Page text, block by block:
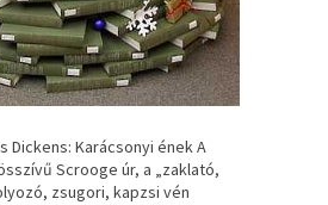
Dickens: Karácsonyi ének A
Scrooge úr, a „zaklató,
zsugori, kapzsi vén